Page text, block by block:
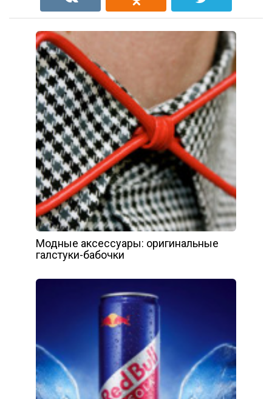
Модные аксессуары: оригинальные
галстуки-бабочки